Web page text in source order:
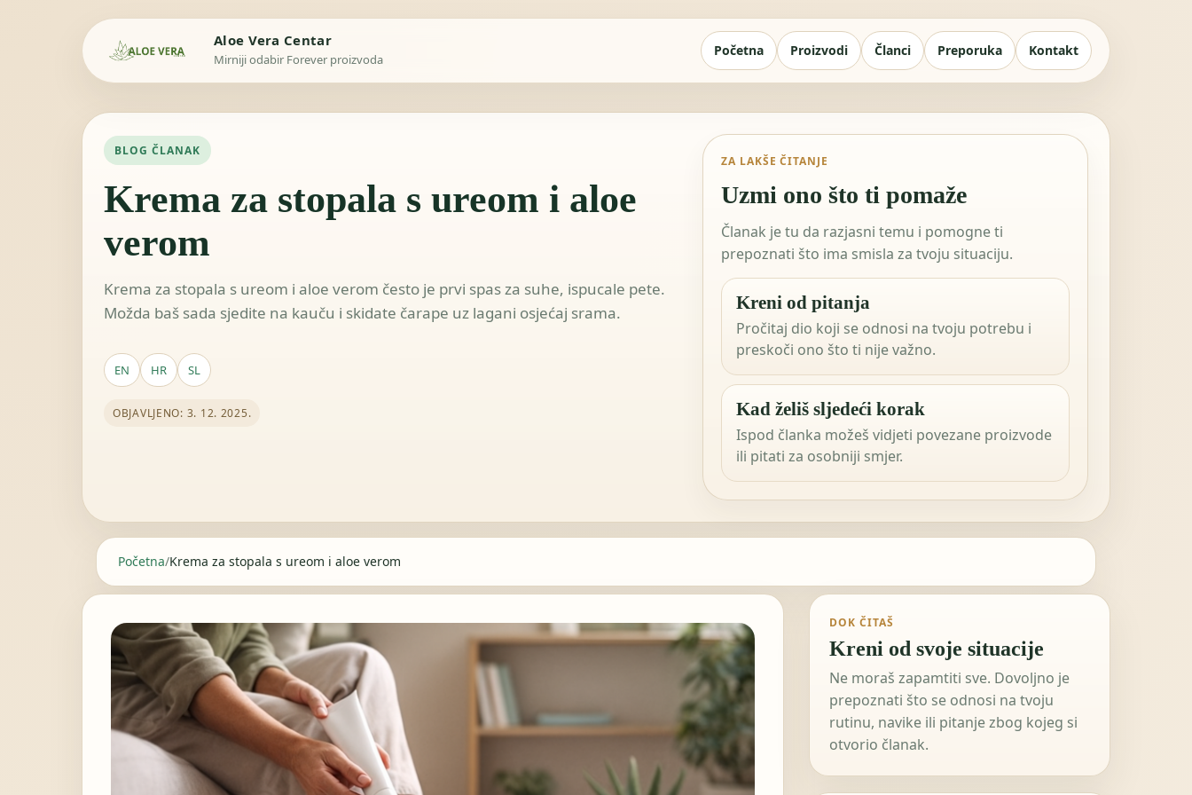
Aloe Vera Centar
Mirniji odabir Forever proizvoda
Početna Proizvodi Članci Preporuka Kontakt
BLOG ČLANAK
Krema za stopala s ureom i aloe
verom
Krema za stopala s ureom i aloe verom često je prvi spas za suhe, ispucale pete.
Možda baš sada sjedite na kauču i skidate čarape uz lagani osjećaj srama.
EN HR SL
OBJAVLJENO: 3. 12. 2025.
ZA LAKŠE ČITANJE
Uzmi ono što ti pomaže
Članak je tu da razjasni temu i pomogne ti
prepoznati što ima smisla za tvoju situaciju.
Kreni od pitanja
Pročitaj dio koji se odnosi na tvoju potrebu i
preskoči ono što ti nije važno.
Kad želiš sljedeći korak
Ispod članka možeš vidjeti povezane proizvode
ili pitati za osobniji smjer.
Početna/Krema za stopala s ureom i aloe verom
DOK ČITAŠ
Kreni od svoje situacije
Ne moraš zapamtiti sve. Dovoljno je
prepoznati što se odnosi na tvoju
rutinu, navike ili pitanje zbog kojeg si
otvorio članak.